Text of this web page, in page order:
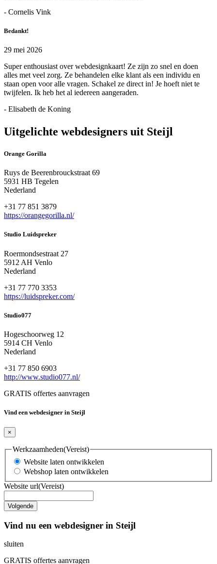
- Cornelis Vink
Bedankt!
29 mei 2026
Super enthousiast over webdesignkaart! Ze zijn zo snel en doen
alles met veel zorg. Ze behandelen elke klant als een individu en
staan open voor alle vragen. Schakel ze direct in! Je hoeft niet te
twijfelen. Ik heb het al iedereen aangeraden.
- Elisabeth de Koning
Uitgelichte webdesigners uit Steijl
Orange Gorilla
Ruys de Beerenbrouckstraat 69
5931 HB Tegelen
Nederland
+31 77 851 3879
https://orangegorilla.nl/
Studio Luidspreker
Roermondsestraat 27
5912 AH Venlo
Nederland
+31 77 770 3353
https://luidspreker.com/
Studio077
Hogeschoorweg 12
5914 CH Venlo
Nederland
+31 77 850 6903
http://www.studio077.nl/
GRATIS offertes aanvragen
Vind een webdesigner in Steijl
×
Werkzaamheden(Vereist)
Website laten ontwikkelen
Webshop laten ontwikkelen
Website url(Vereist)
Vind nu een webdesigner in Steijl
sluiten
GRATIS offertes aanvragen